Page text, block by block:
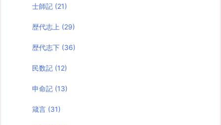
士師記 (21)
歴代志上 (29)
歴代志下 (36)
民数記 (12)
申命記 (13)
箴言 (31)